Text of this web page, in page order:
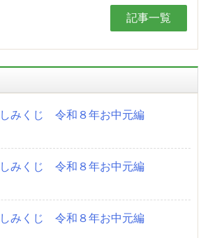
記事一覧
みくじ 令和８年お中元編
みくじ 令和８年お中元編
みくじ 令和８年お中元編